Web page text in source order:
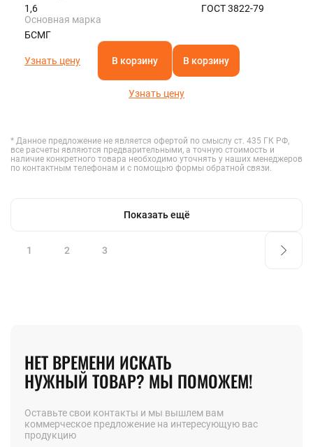
1,6
ГОСТ 3822-79
Основная марка
БСМГ
Узнать цену В корзину В корзину
Узнать цену
* Данное предложение не является офертой по смыслу ст. 435 ГК РФ,
все расчеты являются предварительными, а точную стоимость и
наличие конкретного товара необходимо уточнять у наших менеджеров
по контактным телефонам и с помощью формы обратной связи.
Показать ещё
1 2 3
НЕТ ВРЕМЕНИ ИСКАТЬ
НУЖНЫЙ ТОВАР? МЫ ПОМОЖЕМ!
Оставьте свои контакты и мы вышлем вам
коммерческое предложение на интересующую вас
продукцию